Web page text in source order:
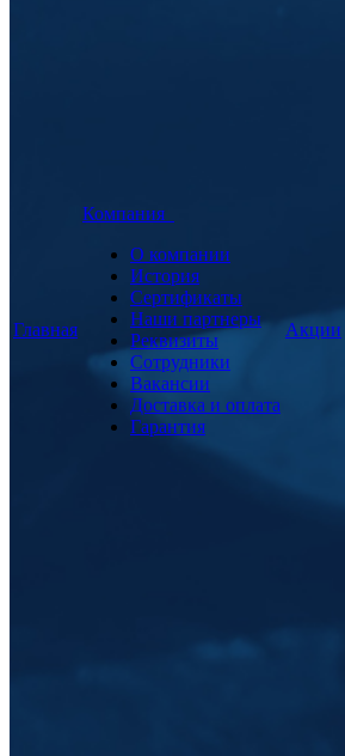
Главная
Компания
О компании
История
Сертификаты
Наши партнеры
Реквизиты
Сотрудники
Вакансии
Доставка и оплата
Гарантия
Акции